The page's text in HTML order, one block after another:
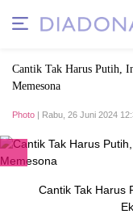
Cantik Tak Harus Putih,
Memesona
Photo | Rabu, 26 Juni 2024
Cantik Tak Harus